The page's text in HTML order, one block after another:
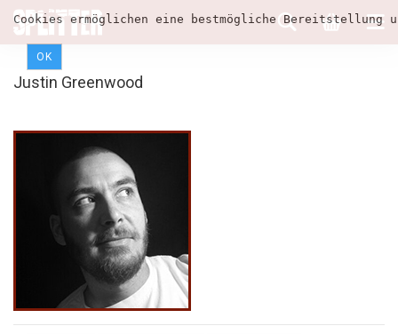
Cookies ermöglichen eine bestmögliche
OK
Justin Greenwood